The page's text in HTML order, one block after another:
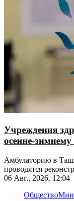
Учреждения
осенне-
Амбулаторию в
проводятся
окна
06 Авг., 2026, 12:04
Общество